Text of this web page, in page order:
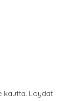
kautta. Löydät